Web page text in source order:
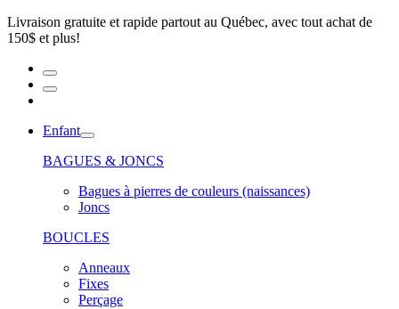
Livraison gratuite et rapide partout au Québec, avec tout achat de
150$ et plus!
Enfant
BAGUES & JONCS
Bagues à pierres de couleurs (naissances)
Joncs
BOUCLES
Anneaux
Fixes
Perçage